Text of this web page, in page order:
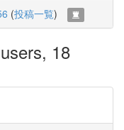
(投稿一覧)
18